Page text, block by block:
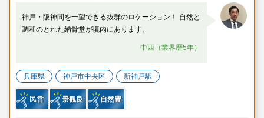
神戸・阪神間を一望できる抜群のロケーション！ 自然と
調和のとれた納骨堂が境内にあります。
中西（業界歴5年）
兵庫県 神戸市中央区 新神戸駅
民営 景観良 自然豊